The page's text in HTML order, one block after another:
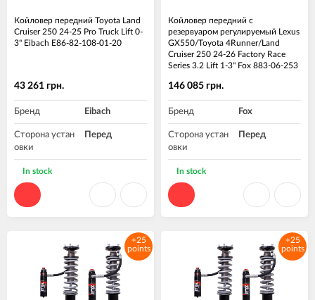
Койловер передний Toyota Land
Cruiser 250 24-25 Pro Truck Lift 0-
3" Eibach E86-82-108-01-20
43 261 грн.
Бренд Eibach
Сторона устан
овки
Перед
Высота подъе
ма, дюйм
In stock
Койловер передний с
резервуаром регулируемый Lexus
GX550/Toyota 4Runner/Land
Cruiser 250 24-26 Factory Race
Series 3.2 Lift 1-3" Fox 883-06-253
146 085 грн.
Бренд Fox
Сторона устан
овки
Перед
Материал
Высота подъе
ма, дюйм
1-3"
In stock
+25
points
+25
points